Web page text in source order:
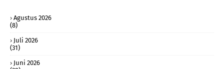
Agustus 2026
(8)
Juli 2026
(31)
Juni 2026